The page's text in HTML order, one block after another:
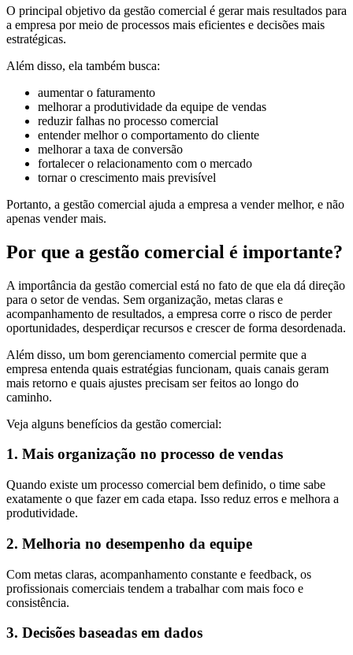
O principal objetivo da gestão comercial é gerar mais resultados para
a empresa por meio de processos mais eficientes e decisões mais
estratégicas.
Além disso, ela também busca:
aumentar o faturamento
melhorar a produtividade da equipe de vendas
reduzir falhas no processo comercial
entender melhor o comportamento do cliente
melhorar a taxa de conversão
fortalecer o relacionamento com o mercado
tornar o crescimento mais previsível
Portanto, a gestão comercial ajuda a empresa a vender melhor, e não
apenas vender mais.
Por que a gestão comercial é importante?
A importância da gestão comercial está no fato de que ela dá direção
para o setor de vendas. Sem organização, metas claras e
acompanhamento de resultados, a empresa corre o risco de perder
oportunidades, desperdiçar recursos e crescer de forma desordenada.
Além disso, um bom gerenciamento comercial permite que a
empresa entenda quais estratégias funcionam, quais canais geram
mais retorno e quais ajustes precisam ser feitos ao longo do
caminho.
Veja alguns benefícios da gestão comercial:
1. Mais organização no processo de vendas
Quando existe um processo comercial bem definido, o time sabe
exatamente o que fazer em cada etapa. Isso reduz erros e melhora a
produtividade.
2. Melhoria no desempenho da equipe
Com metas claras, acompanhamento constante e feedback, os
profissionais comerciais tendem a trabalhar com mais foco e
consistência.
3. Decisões baseadas em dados